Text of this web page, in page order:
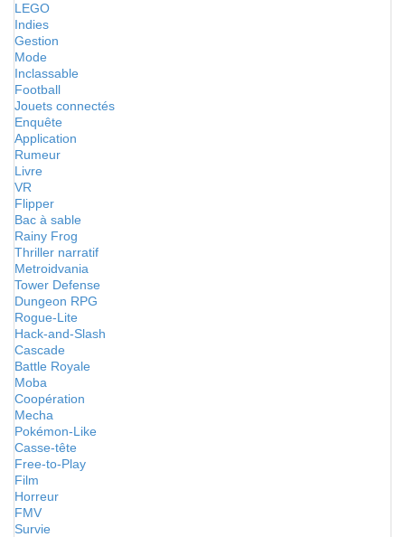
LEGO
Indies
Gestion
Mode
Inclassable
Football
Jouets connectés
Enquête
Application
Rumeur
Livre
VR
Flipper
Bac à sable
Rainy Frog
Thriller narratif
Metroidvania
Tower Defense
Dungeon RPG
Rogue-Lite
Hack-and-Slash
Cascade
Battle Royale
Moba
Coopération
Mecha
Pokémon-Like
Casse-tête
Free-to-Play
Film
Horreur
FMV
Survie